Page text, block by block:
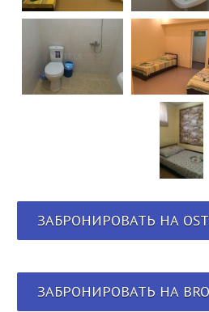
ЗАБРОНИРОВАТЬ НА
ЗАБРОНИРОВАТЬ НА